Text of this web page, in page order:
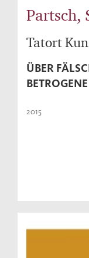
Partsch,
Tatort
ÜBER
BETROGENE
2015